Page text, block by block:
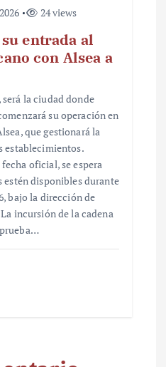
24 views
entrada al
con Alsea a
la ciudad donde
su operación en
que gestionará la
establecimientos.
oficial, se espera
estén disponibles durante
bajo la dirección de
incursión de la cadena